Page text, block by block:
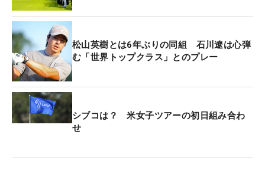
明かせないのです」と口をつぐむ。
出水田は、前戦の「三井住友VISA太平洋マスター
ズ」でスリクソンの新ドライバー『ZXi TR』を投
入。そのときに同メーカーの担当者が持ってきた“赤
マナ”を初めて打ち、「明らかに球の感じが変わっ
た。強い弾道が出てくれたので速攻変えました」と
即投入を決めた。
松山英樹とは6年ぶりの同組 石川遼は心弾
む「世界トップクラス」とのプレー
シブコは？ 米女子ツアーの初日組み合わ
せ